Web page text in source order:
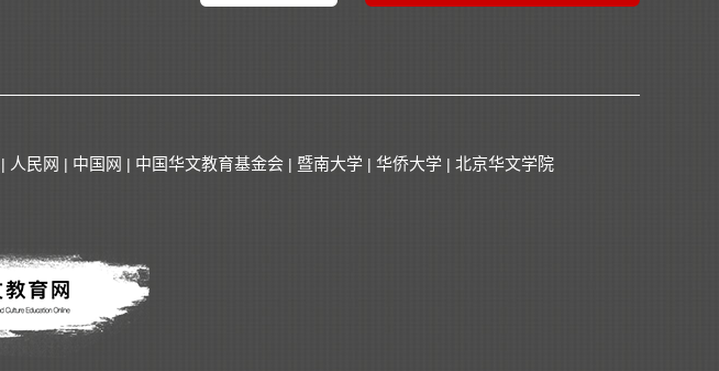
| 人民网 | 中国网 | 中国华文教育基金会 | 暨南大学 | 华侨大学 | 北京华文学院